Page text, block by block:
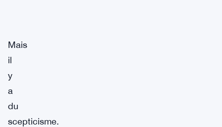
Mais
il
y
a
du
scepticisme.